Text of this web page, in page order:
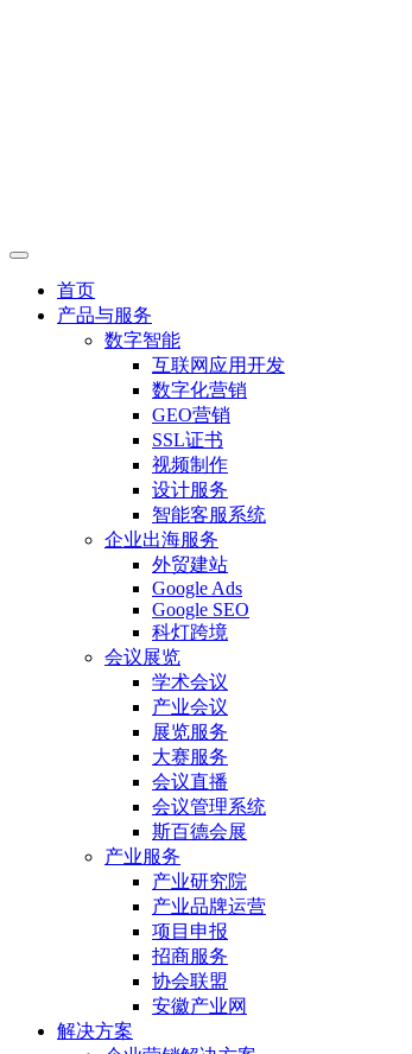
首页
产品与服务
数字智能
互联网应用开发
数字化营销
GEO营销
SSL证书
视频制作
设计服务
智能客服系统
企业出海服务
外贸建站
Google Ads
Google SEO
科灯跨境
会议展览
学术会议
产业会议
展览服务
大赛服务
会议直播
会议管理系统
斯百德会展
产业服务
产业研究院
产业品牌运营
项目申报
招商服务
协会联盟
安徽产业网
解决方案